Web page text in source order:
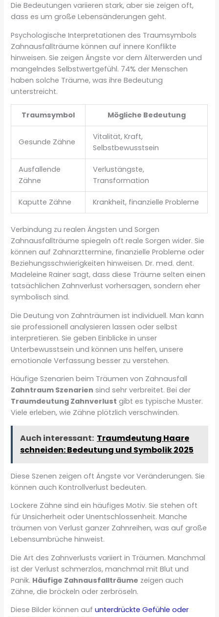
Die Bedeutungen variieren stark, aber sie zeigen oft,
dass es um große Lebensänderungen geht.
Psychologische Interpretationen des Traumsymbols
Zahnausfallträume können auf innere Konflikte
hinweisen. Sie zeigen Ängste vor dem Älterwerden und
mangelndes Selbstwertgefühl. 74% der Menschen
haben solche Träume, was ihre Bedeutung
unterstreicht.
Traumsymbol Mögliche Bedeutung
Gesunde Zähne
Vitalität, Kraft,
Selbstbewusstsein
Ausfallende
Zähne
Verlustängste,
Transformation
Kaputte Zähne Krankheit, finanzielle Probleme
Verbindung zu realen Ängsten und Sorgen
Zahnausfallträume spiegeln oft reale Sorgen wider. Sie
können auf Zahnarzttermine, finanzielle Probleme oder
Beziehungsschwierigkeiten hinweisen. Dr. med. dent.
Madeleine Rainer sagt, dass diese Träume selten einen
tatsächlichen Zahnverlust vorhersagen, sondern eher
symbolisch sind.
Die Deutung von Zahnträumen ist individuell. Man kann
sie professionell analysieren lassen oder selbst
interpretieren. Sie geben Einblicke in unser
Unterbewusstsein und können uns helfen, unsere
emotionale Verfassung besser zu verstehen.
Häufige Szenarien beim Träumen von Zahnausfall
Zahntraum Szenarien sind sehr verbreitet. Bei der
Traumdeutung Zahnverlust gibt es typische Muster.
Viele erleben, wie Zähne plötzlich verschwinden.
Auch interessant: Traumdeutung Haare
schneiden: Bedeutung und Symbolik 2025
Diese Szenen zeigen oft Ängste vor Veränderungen. Sie
können auch Kontrollverlust bedeuten.
Lockere Zähne sind ein häufiges Motiv. Sie stehen oft
für Unsicherheit oder Unentschlossenheit. Manche
träumen von Verlust ganzer Zahnreihen, was auf große
Lebensumbrüche hinweist.
Die Art des Zahnverlusts variiert in Träumen. Manchmal
ist der Verlust schmerzlos, manchmal mit Blut und
Panik. Häufige Zahnausfallträume zeigen auch
Zähne, die bröckeln oder zerbröseln.
Diese Bilder können aufunterdrückte Gefühle oder